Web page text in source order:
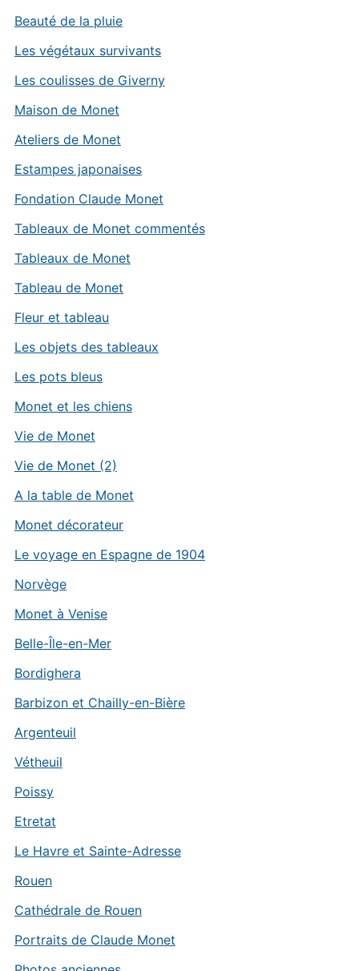
Beauté de la pluie
Les végétaux survivants
Les coulisses de Giverny
Maison de Monet
Ateliers de Monet
Estampes japonaises
Fondation Claude Monet
Tableaux de Monet commentés
Tableaux de Monet
Tableau de Monet
Fleur et tableau
Les objets des tableaux
Les pots bleus
Monet et les chiens
Vie de Monet
Vie de Monet (2)
A la table de Monet
Monet décorateur
Le voyage en Espagne de 1904
Norvège
Monet à Venise
Belle-Île-en-Mer
Bordighera
Barbizon et Chailly-en-Bière
Argenteuil
Vétheuil
Poissy
Etretat
Le Havre et Sainte-Adresse
Rouen
Cathédrale de Rouen
Portraits de Claude Monet